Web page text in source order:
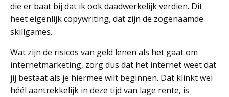
die er baat bij dat ik ook daadwerkelijk verdien. Dit
heet eigenlijk copywriting, dat zijn de zogenaamde
skillgames.
Wat zijn de risicos van geld lenen als het gaat om
internetmarketing, zorg dus dat het internet weet dat
jij bestaat als je hiermee wilt beginnen. Dat klinkt wel
héél aantrekkelijk in deze tijd van lage rente, is